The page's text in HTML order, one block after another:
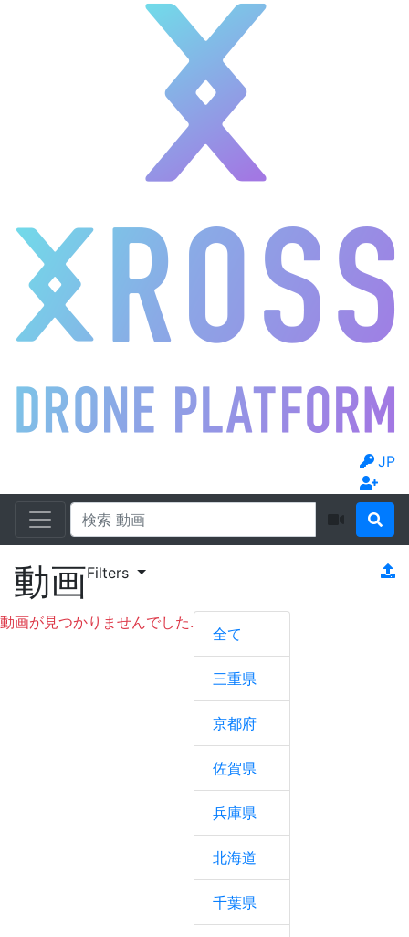
JP
動画Filters
動画が見つかりませんでした.
全て
三重県
京都府
佐賀県
兵庫県
北海道
千葉県